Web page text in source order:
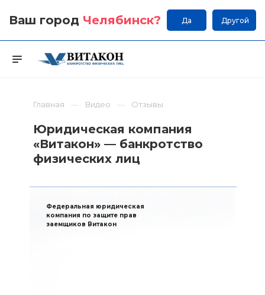
Ваш город Челябинск? Да Другой
Главная Видео Отзывы
Юридическая компания
«Витакон» — банкротство
физических лиц
Федеральная юридическая
компания по защите прав
заемщиков Витакон